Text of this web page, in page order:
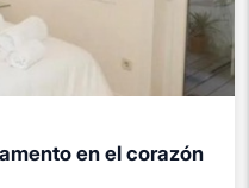
en el corazón